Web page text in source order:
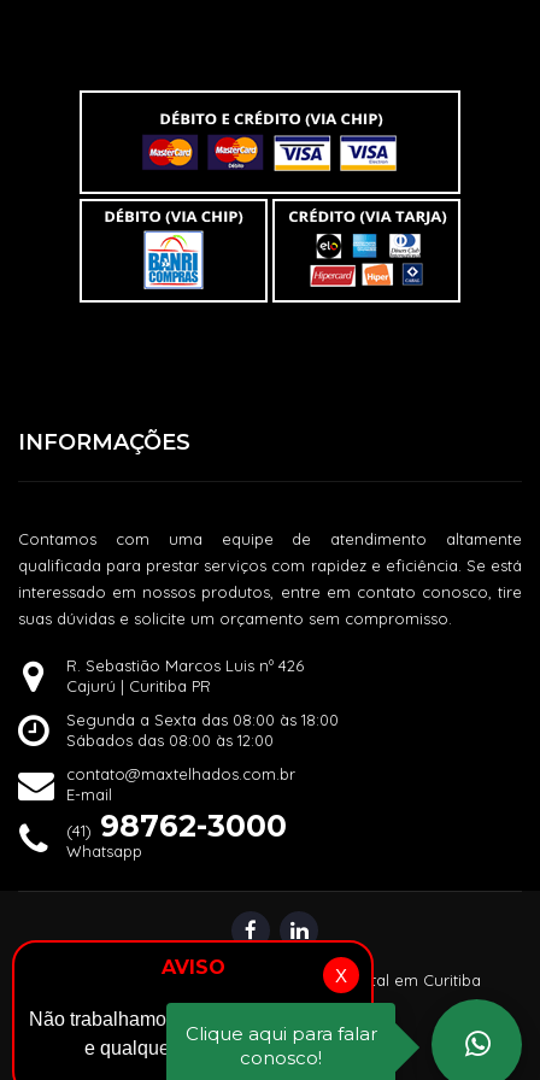
Clique aqui para falar
conosco!
AVISO X
Não trabalhamos com venda de telhas
e qualquer outro material.
INFORMAÇÕES
Contamos com uma equipe de atendimento altamente
qualificada para prestar serviços com rapidez e eficiência. Se está
interessado em nossos produtos, entre em contato conosco, tire
suas dúvidas e solicite um orçamento sem compromisso.
R. Sebastião Marcos Luis nº 426
Cajurú | Curitiba PR
Segunda a Sexta das 08:00 às 18:00
Sábados das 08:00 às 12:00
contato@maxtelhados.com.br
E-mail
(41) 98762-3000
Whatsapp
Alper: Agência de Marketing Digital em Curitiba